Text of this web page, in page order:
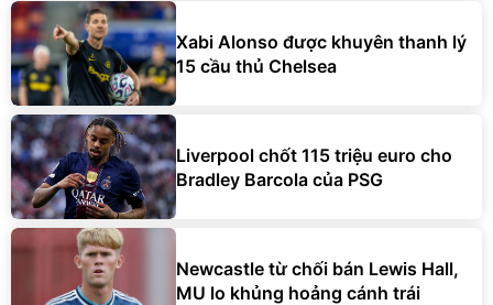
Xabi Alonso được khuyên thanh lý
15 cầu thủ Chelsea
Liverpool chốt 115 triệu euro cho
Bradley Barcola của PSG
Newcastle từ chối bán Lewis Hall,
MU lo khủng hoảng cánh trái